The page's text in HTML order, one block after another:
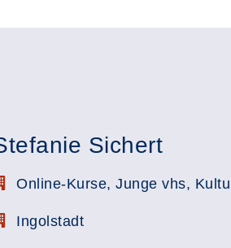
Sichert
Online-Kurse, Junge vhs,
Ingolstadt